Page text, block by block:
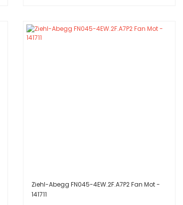
Ziehl-Abegg FN045-4EW.2F.A7P2 Fan Mot -
141711